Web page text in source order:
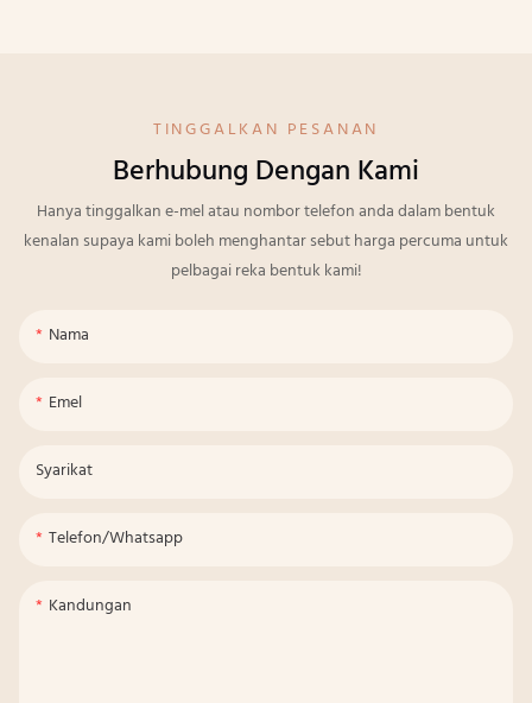
TINGGALKAN PESANAN
Berhubung Dengan Kami
Hanya tinggalkan e-mel atau nombor telefon anda dalam bentuk
kenalan supaya kami boleh menghantar sebut harga percuma untuk
pelbagai reka bentuk kami!
Nama
Emel
Syarikat
Telefon/whatsapp
Kandungan